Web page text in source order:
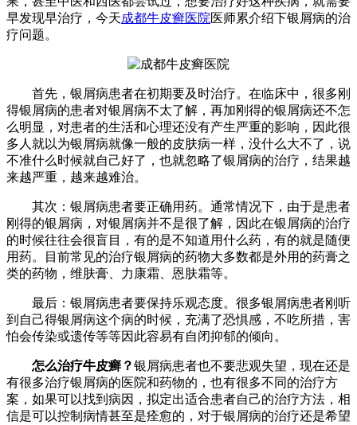
早发现早治疗，今天成都牛皮癣医院医师累介绍下银屑病的治
疗问题。
首先，银屑病患者在初期要及时治疗。在临床中，很多刚
得银屑病的患者对银屑病不太了解，再加刚得的银屑病还不怎
么明显，对患者的生活和心理还没有产生严重的影响，因此很
多人就以为银屑病就像一般的皮肤病一样，没什么大不了，说
不准什么时候就自己好了，也就忽略了银屑病的治疗，结果越
来越严重，越来越难治。
其次：银屑病患者要正确用药。通常情况下，由于是患者
刚得的银屑病，对银屑病并不是很了解，因此在银屑病的治疗
的时候往往会很盲目，有的是不知道用什么药，有的就是随便
用药。目前常见的治疗银屑病的药物大多数都是外用的药膏之
类的药物，维肤膏、力康霜、恩肤霜等。
最后：银屑病患者要保持乐观态度。很多银屑病患者刚听
到自己得银屑病这个病的时候，充满了恐惧感，不吃所措，害
怕会传染或遗传等等因此容易有自闭抑郁的倾向。
怎么治疗牛皮癣？银屑病患者也不要悲观失望，现在还是
有很多治疗银屑病的医院和药物的，也有很多不同的治疗方
案，如果可以找到病因，拟定出适合患者自己的治疗方法，相
信是可以控制病情甚至是痊愈的，对于银屑病的治疗还是希望